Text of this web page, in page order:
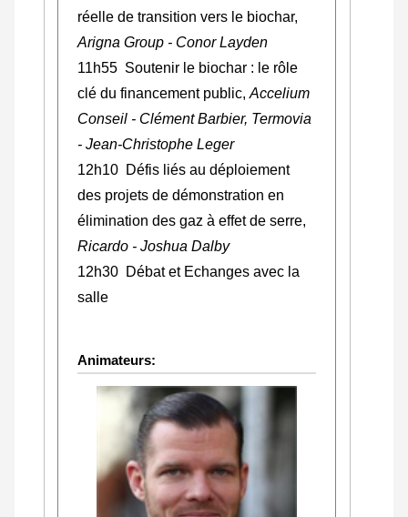
réelle de transition vers le biochar,
Arigna Group - Conor Layden
11h55 Soutenir le biochar : le rôle
clé du financement public,Accelium
Conseil - Clément Barbier, Termovia
- Jean-Christophe Leger
12h10 Défis liés au déploiement
des projets de démonstration en
élimination des gaz à effet de serre,
Ricardo - Joshua Dalby
12h30 Débat et Echanges avec la
salle
Animateurs: